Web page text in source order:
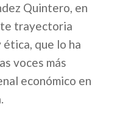
Quintero, en
trayectoria
que lo ha
voces más
económico en